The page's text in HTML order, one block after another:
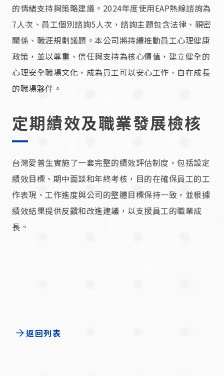
的情緒支持與策略建議。2024年度使用EAP熱線諮詢為
7人次、員工個別諮詢5人次，諮詢主題包含法律、親密
關係、職涯規劃議題。本公司將持續推動員工心理健康
政策，並以尊重、信任與支持為核心價值，建立健全的
心理安全職場文化，成為員工可以安心工作、自在成長
的職場夥伴。
定期績效及職業發展檢核
台灣愛普生實施了一套完整的績效評估制度，包括設定
績效目標、期中面談和年終考核，目的在確保員工的工
作表現、工作進度與公司的整體目標保持一致，並根據
績效結果提供反饋和改進建議，以支援員工的職業成
長。
返回列表